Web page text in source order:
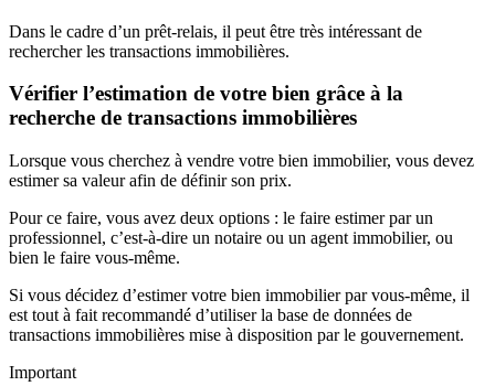
Dans le cadre d’un prêt-relais, il peut être très intéressant de
rechercher les transactions immobilières.
Vérifier l’estimation de votre bien grâce à la
recherche de transactions immobilières
Lorsque vous cherchez à vendre votre bien immobilier, vous devez
estimer sa valeur afin de définir son prix.
Pour ce faire, vous avez deux options : le faire estimer par un
professionnel, c’est-à-dire un notaire ou un agent immobilier, ou
bien le faire vous-même.
Si vous décidez d’estimer votre bien immobilier par vous-même, il
est tout à fait recommandé d’utiliser la base de données de
transactions immobilières mise à disposition par le gouvernement.
Important